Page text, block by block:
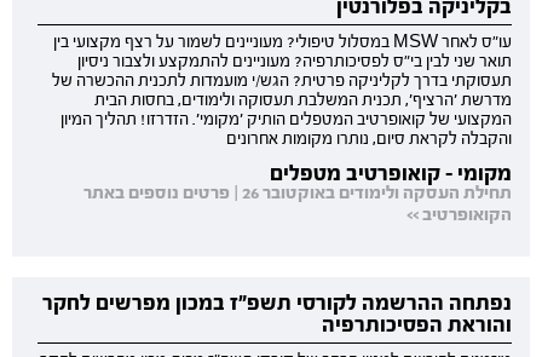
בקליניקה בפלורנטין
עו"ס לאחר MSW במסלול טיפולי? מעוניינים לשמור על רצף מקצועי בין
תואר שני לבין בי"ס לפסיכותרפיה? מעוניינים להתמקצע ולצבור ניסיון
תעסוקתי בדרך לקליניקה פרטית? הגש/י מועמדות לתכנית ההכשרה של
מדרשת 'הרציף', תכנית המשלבת תעסוקה ולימודים, בחסות הבית
המקצועי של קואופרטיב המטפלים הותיק 'מקומי'. הזדרזו! תהליך המיון
והקבלה לקראת סיום, נותרו מקומות אחרונים
מקומי - קואופרטיב מטפלים
תחילת העסקה ולימודים באוקטובר 26 | פרטים נוספים באתר
הקואופרטיב >>
נפתחה ההרשמה לקורסי תשפ"ז במכון מפרשים לחקר
והוראת הפסיכותרפיה